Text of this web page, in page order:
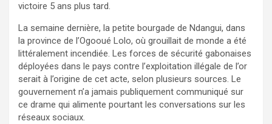
victoire 5 ans plus tard.
La semaine dernière, la petite bourgade de Ndangui, dans
la province de l’Ogooué Lolo, où grouillait de monde a été
littéralement incendiée. Les forces de sécurité gabonaises
déployées dans le pays contre l’exploitation illégale de l’or
serait à l’origine de cet acte, selon plusieurs sources. Le
gouvernement n’a jamais publiquement communiqué sur
ce drame qui alimente pourtant les conversations sur les
réseaux sociaux.